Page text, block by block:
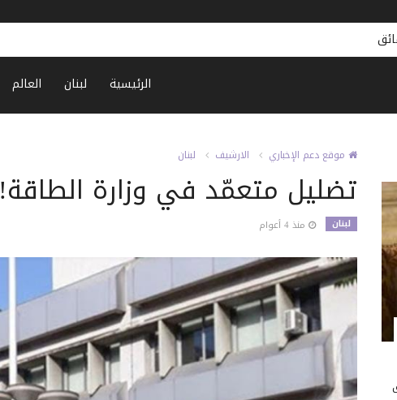
الرئيسية لبنان العالم
موقع دعم الإخباري الارشيف لبنان
تضليل متعمّد في وزارة الطاقة!
لبنان منذ 4 أعوام